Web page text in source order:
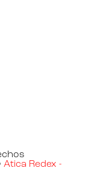
Atica Redex -